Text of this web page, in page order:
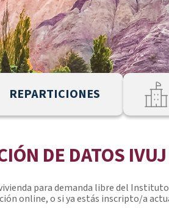
REPARTICIONES
DE DATOS IVUJ
para demanda libre del Instituto
online, o si ya estás inscripto/a